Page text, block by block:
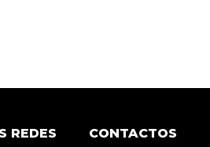
REDES CONTACTOS